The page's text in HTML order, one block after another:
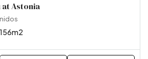
at Astonia
156m2